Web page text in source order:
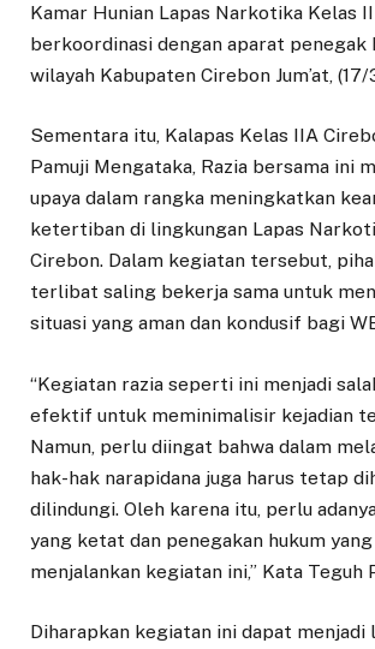
Kamar Hunian Lapas Narkotika Kelas
berkoordinasi dengan aparat penegak
wilayah Kabupaten Cirebon Jum’at,
Sementara itu, Kalapas Kelas IIA
Pamuji Mengataka, Razia bersama ini
upaya dalam rangka meningkatkan
ketertiban di lingkungan Lapas
Cirebon. Dalam kegiatan tersebut,
terlibat saling bekerja sama untuk
situasi yang aman dan kondusif bagi
“Kegiatan razia seperti ini menjadi
efektif untuk meminimalisir kejadian
Namun, perlu diingat bahwa dalam
hak-hak narapidana juga harus tetap
dilindungi. Oleh karena itu, perlu
yang ketat dan penegakan hukum
menjalankan kegiatan ini,” Kata Teguh
Diharapkan kegiatan ini dapat menjadi